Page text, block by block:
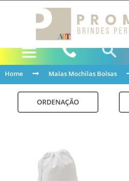
Home Malas Mochilas Bolsas
ORDENAÇÃO